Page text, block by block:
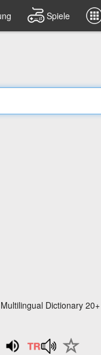
Spiele
Dictionary